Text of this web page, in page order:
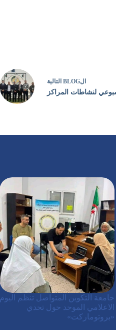
الBLOG التالية
لنشاطات المراكز
جامعة التكوين المتواصل تنظم اليوم
الاعلامي الموحد حول تحدي
«بروتوماركت»